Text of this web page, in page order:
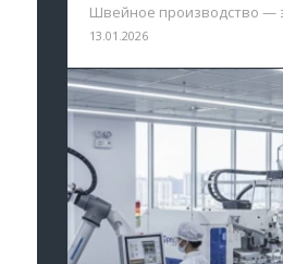
Швейное производство —
13.01.2026